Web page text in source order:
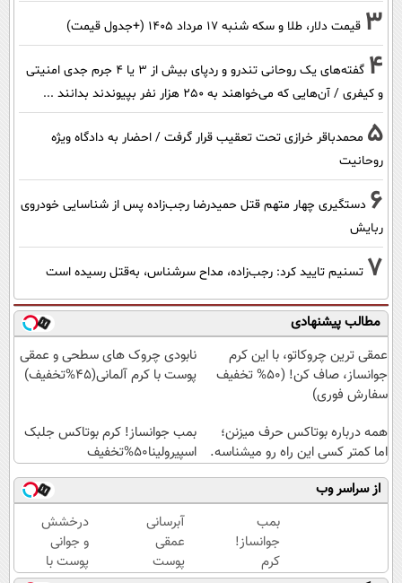
3 قیمت دلار، طلا و سکه شنبه ۱۷ مرداد ۱۴۰۵ (+جدول قیمت)
4
گفته‌های یک روحانی تندرو و ردپای بیش از ۳ یا ۴ جرم جدی امنیتی
و کیفری / آن‌هایی که می‌خواهند به ۲۵۰ هزار نفر بپیوندند بدانند ...
5 محمدباقر خرازی تحت تعقیب قرار گرفت / احضار به دادگاه ویژه
روحانیت
6 دستگیری چهار متهم قتل حمیدرضا رجب‌زاده پس از شناسایی خودروی
ربایش
7 تسنیم تایید کرد: رجب‌زاده، مداح سرشناس، به‌قتل رسیده است
مطالب پیشنهادی
عمقی ترین چروکاتو، با این کرم
جوانساز، صاف کن! (50% تخفیف
سفارش فوری)
نابودی چروک های سطحی و عمقی
پوست با کرم آلمانی(45%تخفیف)
همه درباره بوتاکس حرف میزنن؛
اما کمتر کسی این راه رو میشناسه.
بمب جوانساز! کرم بوتاکس جلبک
اسپیرولینا50%تخفیف
از سراسر وب
بمب
جوانساز!
کرم
آبرسانی
عمقی
پوست
درخشش
و جوانی
پوست با